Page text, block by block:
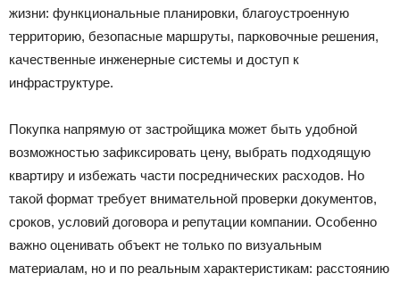
жизни: функциональные планировки, благоустроенную
территорию, безопасные маршруты, парковочные решения,
качественные инженерные системы и доступ к
инфраструктуре.
Покупка напрямую от застройщика может быть удобной
возможностью зафиксировать цену, выбрать подходящую
квартиру и избежать части посреднических расходов. Но
такой формат требует внимательной проверки документов,
сроков, условий договора и репутации компании. Особенно
важно оценивать объект не только по визуальным
материалам, но и по реальным характеристикам: расстоянию